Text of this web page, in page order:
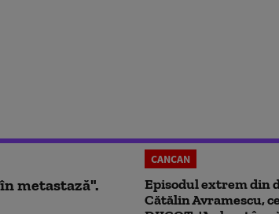
metastază".
CANCAN
Episodul extrem din
Cătălin Avramescu,